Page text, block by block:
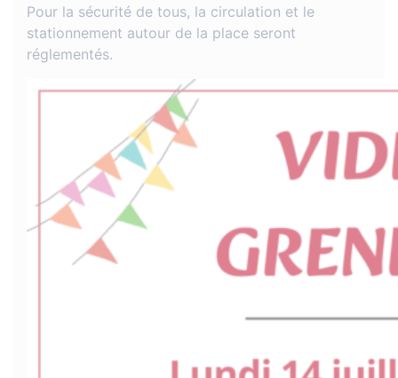
Pour la sécurité de tous, la circulation et le
stationnement autour de la place seront
réglementés.